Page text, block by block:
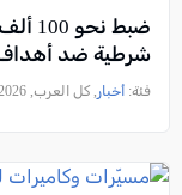
شرطية ضد أهداف
فئة: أخبار , كل العرب, 2026-08-07 11:32:55